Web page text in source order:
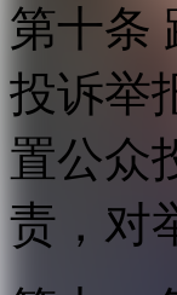
第十条
投诉举
置公众
责，对